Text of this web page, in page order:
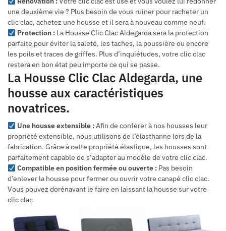
une deuxième vie ? Plus besoin de vous ruiner pour racheter un
clic clac, achetez une housse et il sera à nouveau comme neuf.
Protection :La Housse Clic Clac Aldegarda sera la protection
parfaite pour éviter la saleté, les taches, la poussière ou encore
les poils et traces de griffes. Plus d’inquiétudes, votre clic clac
restera en bon état peu importe ce qui se passe.
La Housse Clic Clac Aldegarda, une
housse aux caractéristiques
novatrices.
Une housse extensible :Afin de conférer à nos housses leur
propriété extensible, nous utilisons de l’élasthanne lors de la
fabrication. Grâce à cette propriété élastique, les housses sont
parfaitement capable de s’adapter au modèle de votre clic clac.
Compatible en position fermée ou ouverte :Pas besoin
d’enlever la housse pour fermer ou ouvrir votre canapé clic clac.
Vous pouvez dorénavant le faire en laissant la housse sur votre
clic clac